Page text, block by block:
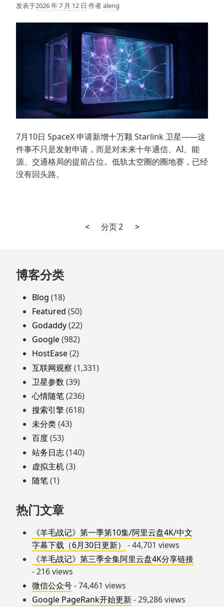
发表于2026 年 7 月 12 日 作者aleng
7月10日 SpaceX 申请新增十万颗 Starlink 卫星——这
件事不只是发射申请，而是对未来十年通信、AI、能
源、交通格局的提前占位。低轨太空圈的圈地赛，已经
没有回头路。
分
页
上
< 分页2
下
>
跳
至
页
脚
博客分类
Blog (18)
Featured (50)
Godaddy(22)
Google(982)
HostEase(2)
互联网观察 (1,331)
卫星参数 (39)
心情随笔(236)
搜索引擎(618)
未分类(43)
百度(53)
站务日志(140)
虚拟主机(3)
随笔(1)
热门文章
《羊毛战记》第一季第10集/阿里云盘4K/中文
字幕下载（6月30日更新）
- 44,701 views
《羊毛战记》第三季全集阿里云盘4K分享链接
- 216 views
微信公众号- 74,461 views
Google PageRank开始更新- 29,286 views